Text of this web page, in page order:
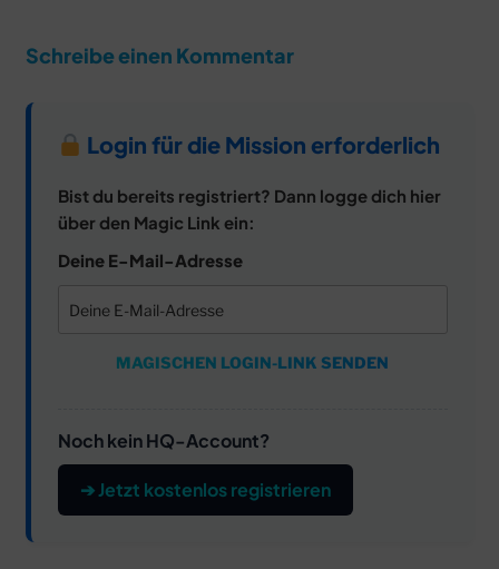
Schreibe einen Kommentar
Login für die Mission erforderlich
Bist du bereits registriert? Dann logge dich hier
über den Magic Link ein:
Deine E-Mail-Adresse
MAGISCHEN LOGIN-LINK SENDEN
Noch kein HQ-Account?
➔ Jetzt kostenlos registrieren